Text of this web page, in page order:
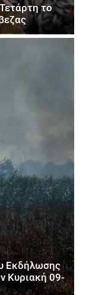
το
Εκδήλωσης
Κυριακή 09-